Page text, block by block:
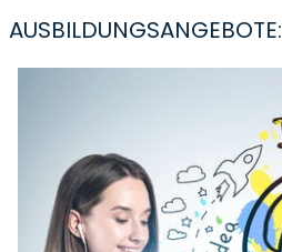
AUSBILDUNGSANGEBOTE: